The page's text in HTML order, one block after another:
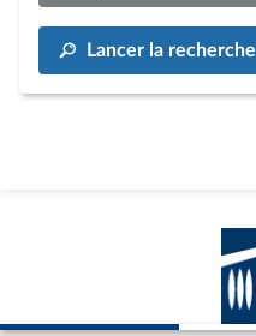
Lancer la recherche